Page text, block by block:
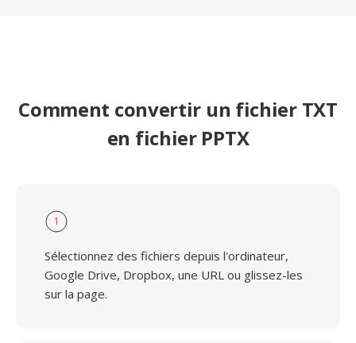
Comment convertir un fichier TXT
en fichier PPTX
1
Sélectionnez des fichiers depuis l'ordinateur,
Google Drive, Dropbox, une URL ou glissez-les
sur la page.